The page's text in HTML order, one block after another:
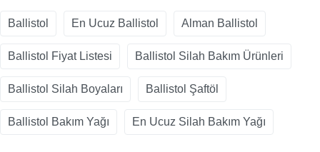
Ballistol En Ucuz Ballistol Alman Ballistol
Ballistol Fiyat Listesi Ballistol Silah Bakım Ürünleri
Ballistol Silah Boyaları Ballistol Şaftöl
Ballistol Bakım Yağı En Ucuz Silah Bakım Yağı